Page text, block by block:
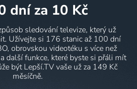
dní za 10 Kč
sledování televize, který už
Užívejte si 176 stanic až 100 dní
obrovskou videotéku s více než
další funkce, které byste si přáli mít
být Lepší.TV vaše už za 149 Kč
měsíčně.